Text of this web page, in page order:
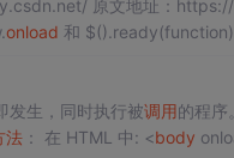
100661841 JavaScript
onload 和
发生，同时执行被调用的程序
法： 在 HTML 中: <body